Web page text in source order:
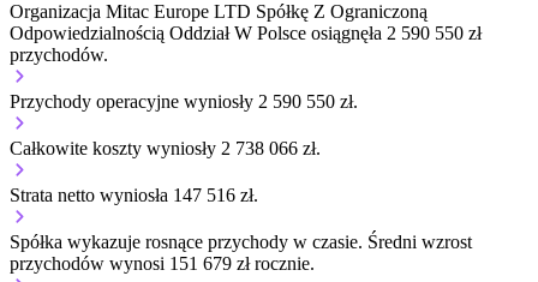
Organizacja Mitac Europe LTD Spółkę Z Ograniczoną
Odpowiedzialnością Oddział W Polsce osiągnęła 2 590 550 zł
przychodów.
Przychody operacyjne wyniosły 2 590 550 zł.
Całkowite koszty wyniosły 2 738 066 zł.
Strata netto wyniosła 147 516 zł.
Spółka wykazuje rosnące przychody w czasie. Średni wzrost
przychodów wynosi 151 679 zł rocznie.